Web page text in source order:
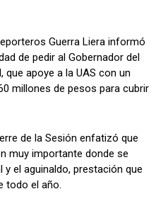
Guerra Liera informó
de pedir al Gobernador del
que apoye a la UAS con un
millones de pesos para cubrir
de la Sesión enfatizó que
muy importante donde se
el aguinaldo, prestación que
todo el año.